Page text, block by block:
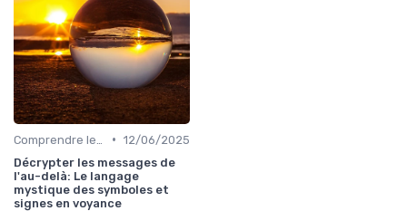
• 12/06/2025
Décrypter les messages de
l'au-delà: Le langage
mystique des symboles et
signes en voyance